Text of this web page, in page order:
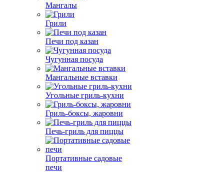
Мангалы
Грили
Печи под казан
Чугунная посуда
Мангальные вставки
Угольные гриль-кухни
Гриль-боксы, жаровни
Печь-гриль для пиццы
Портативные садовые
печи